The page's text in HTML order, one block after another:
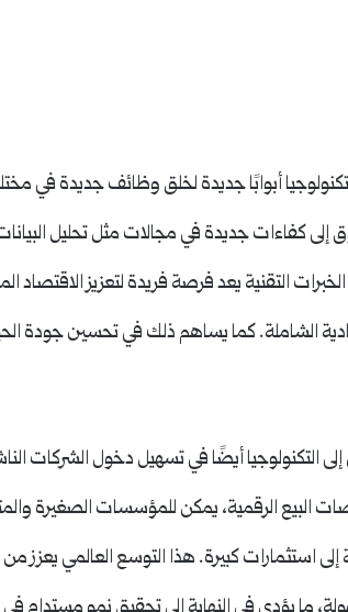
أبوابًا جديدة لخلق وظائف جديدة في
إلى كفاءات جديدة في مجالات مثل تحليل
الخبرات التقنية يعد فرصة فريدة لتعزيز
الشاملة. كما يساهم ذلك في تحسين جودة
التكنولوجيا أيضًا في تسهيل دخول الشركات
البيع الرقمية، يمكن للمؤسسات الصغيرة
إلى استثمارات كبيرة. هذا التوسع العالمي
تختار
الأنسب
لاحتياجاتك
القروض: ما أنواعها وكيف تختار الأنسب
لاحتياجاتك المالية؟